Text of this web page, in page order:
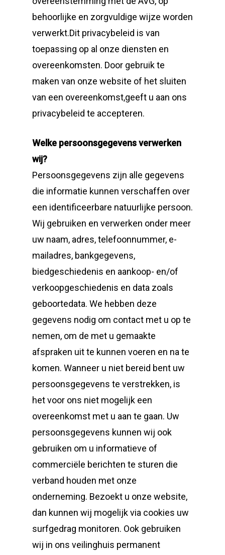
behoorlijke en zorgvuldige wijze worden
verwerkt.Dit privacybeleid is van
toepassing op al onze diensten en
overeenkomsten. Door gebruik te
maken van onze website of het sluiten
van een overeenkomst,geeft u aan ons
privacybeleid te accepteren.
Welke persoonsgegevens verwerken
wij?
Persoonsgegevens zijn alle gegevens
die informatie kunnen verschaffen over
een identificeerbare natuurlijke persoon.
Wij gebruiken en verwerken onder meer
uw naam, adres, telefoonnummer, e-
mailadres, bankgegevens,
biedgeschiedenis en aankoop- en/of
verkoopgeschiedenis en data zoals
geboortedata. We hebben deze
gegevens nodig om contact met u op te
nemen, om de met u gemaakte
afspraken uit te kunnen voeren en na te
komen. Wanneer u niet bereid bent uw
persoonsgegevens te verstrekken, is
het voor ons niet mogelijk een
overeenkomst met u aan te gaan. Uw
persoonsgegevens kunnen wij ook
gebruiken om u informatieve of
commerciële berichten te sturen die
verband houden met onze
onderneming. Bezoekt u onze website,
dan kunnen wij mogelijk via cookies uw
surfgedrag monitoren. Ook gebruiken
wij in ons veilinghuis permanent